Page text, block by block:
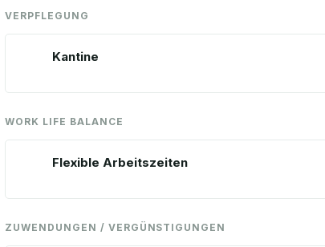
VERPFLEGUNG
Kantine
WORK LIFE BALANCE
Flexible Arbeitszeiten
ZUWENDUNGEN / VERGÜNSTIGUNGEN